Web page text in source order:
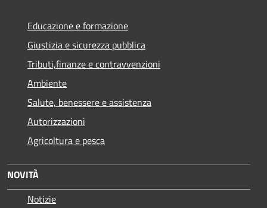
Educazione e formazione
Giustizia e sicurezza pubblica
Tributi,finanze e contravvenzioni
Ambiente
Salute, benessere e assistenza
Autorizzazioni
Agricoltura e pesca
NOVITÀ
Notizie